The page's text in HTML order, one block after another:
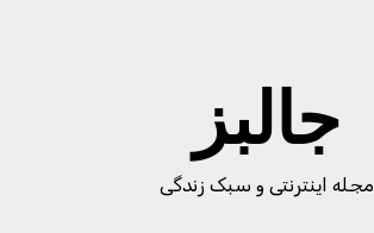
جالبز
مجله اینترنتی و سبک زندگی